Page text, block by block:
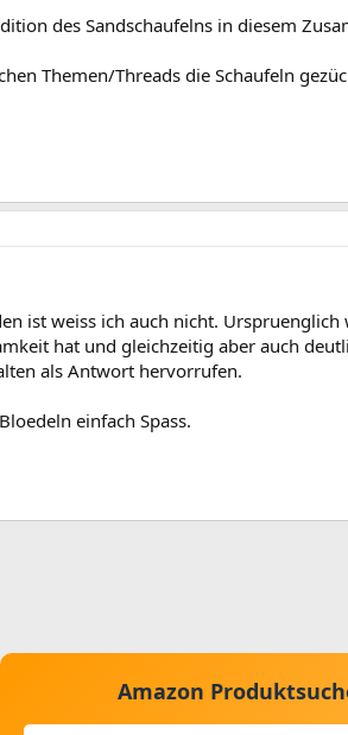
des Sandschaufelns in diesem
Themen/Threads die Schaufeln
ist weiss ich auch nicht.
hat und gleichzeitig aber auch
als Antwort hervorrufen.
einfach Spass.
Amazon